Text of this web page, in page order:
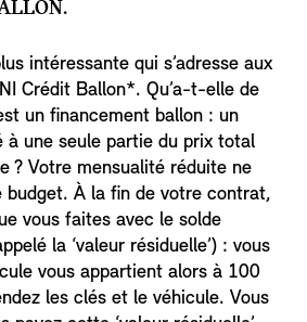
intéressante qui s’adresse aux
Crédit Ballon*. Qu’a-t-elle de
un financement ballon : un
à une seule partie du prix total
? Votre mensualité réduite ne
budget. À la fin de votre contrat,
vous faites avec le solde
la ‘valeur résiduelle’) : vous
vous appartient alors à 100
les clés et le véhicule. Vous